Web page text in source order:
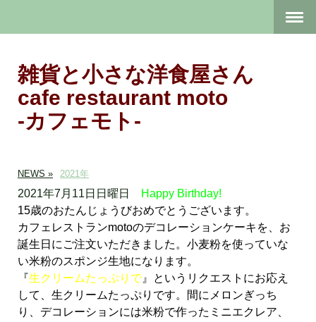
雑貨と小さな洋食屋さん
cafe restaurant moto
-カフェモト-
NEWS 2021年
2021年7月11日日曜日
Happy Birthday!
15歳のおたんじょうびおめでとうございます。
カフェレストランmotoのデコレーションケーキを、お
誕生日にご注文いただきました。 小麦粉を使っていな
い米粉のスポンジ生地になります。
『生クリームたっぷりで』というリクエストにお応え
して、生クリームたっぷりです。
間にメロンぎっち
り、デコレーションには米粉で作ったミニエクレア、